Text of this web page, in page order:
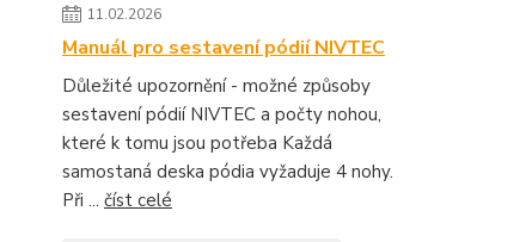
11.02.2026
Manuál pro sestavení pódií NIVTEC
Důležité upozornění - možné způsoby
sestavení pódií NIVTEC a počty nohou,
které k tomu jsou potřeba Každá
samostaná deska pódia vyžaduje 4 nohy.
Při ... číst celé